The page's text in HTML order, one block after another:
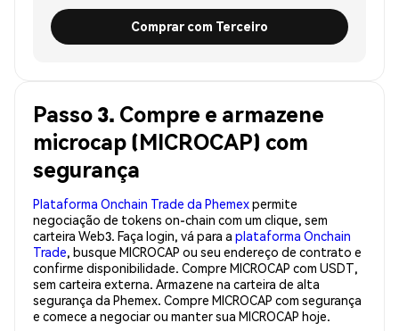
Comprar com Terceiro
Passo 3. Compre e armazene
microcap (MICROCAP) com
segurança
Plataforma Onchain Trade da Phemexpermite
negociação de tokens on-chain com um clique, sem
carteira Web3. Faça login, vá para a plataforma Onchain
Trade, busque MICROCAP ou seu endereço de contrato e
confirme disponibilidade. Compre MICROCAP com USDT,
sem carteira externa. Armazene na carteira de alta
segurança da Phemex. Compre MICROCAP com segurança
e comece a negociar ou manter sua MICROCAP hoje.